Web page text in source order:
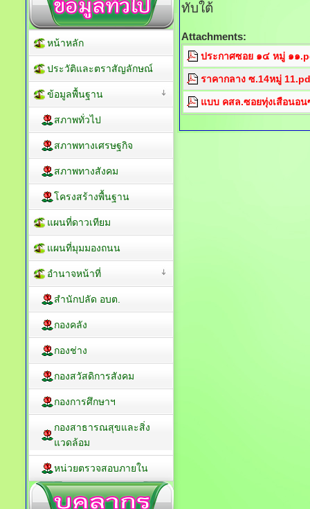
ทับใต้
Attachments:
ประกาศซอย ๑๔ หมู่ ๑๑
ราคากลาง ซ.14หมู่
แบบ คสล.ซอยทุ่งเสือนอ
หน้าหลัก
ประวัติและตราสัญลักษณ์
ข้อมูลพื้นฐาน
สภาพทั่วไป
สภาพทางเศรษฐกิจ
สภาพทางสังคม
โครงสร้างพื้นฐาน
แผนที่ดาวเทียม
แผนที่มุมมองถนน
อำนาจหน้าที่
สำนักปลัด อบต.
กองคลัง
กองช่าง
กองสวัสดิการสังคม
กองการศึกษาฯ
กองสาธารณสุขและสิ่ง
แวดล้อม
หน่วยตรวจสอบภายใน